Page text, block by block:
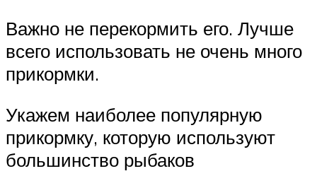
Важно не перекормить его. Лучше
всего использовать не очень много
прикормки.
Укажем наиболее популярную
прикормку, которую используют
большинство рыбаков